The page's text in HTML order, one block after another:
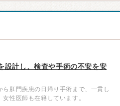
設計し、検査や手術の不安を安
ら肛門疾患の日帰り手術まで、一貫し
性医師も在籍しています。